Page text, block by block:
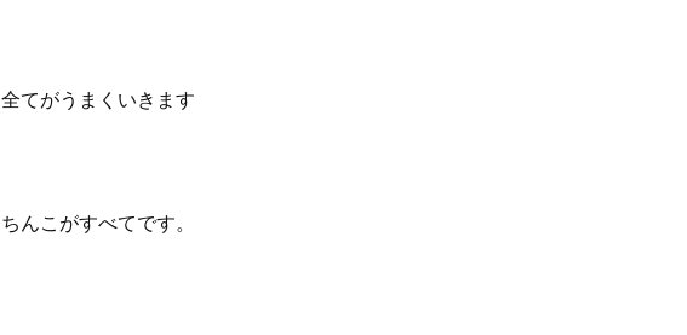
全てがうまくいきます
ちんこがすべてです。